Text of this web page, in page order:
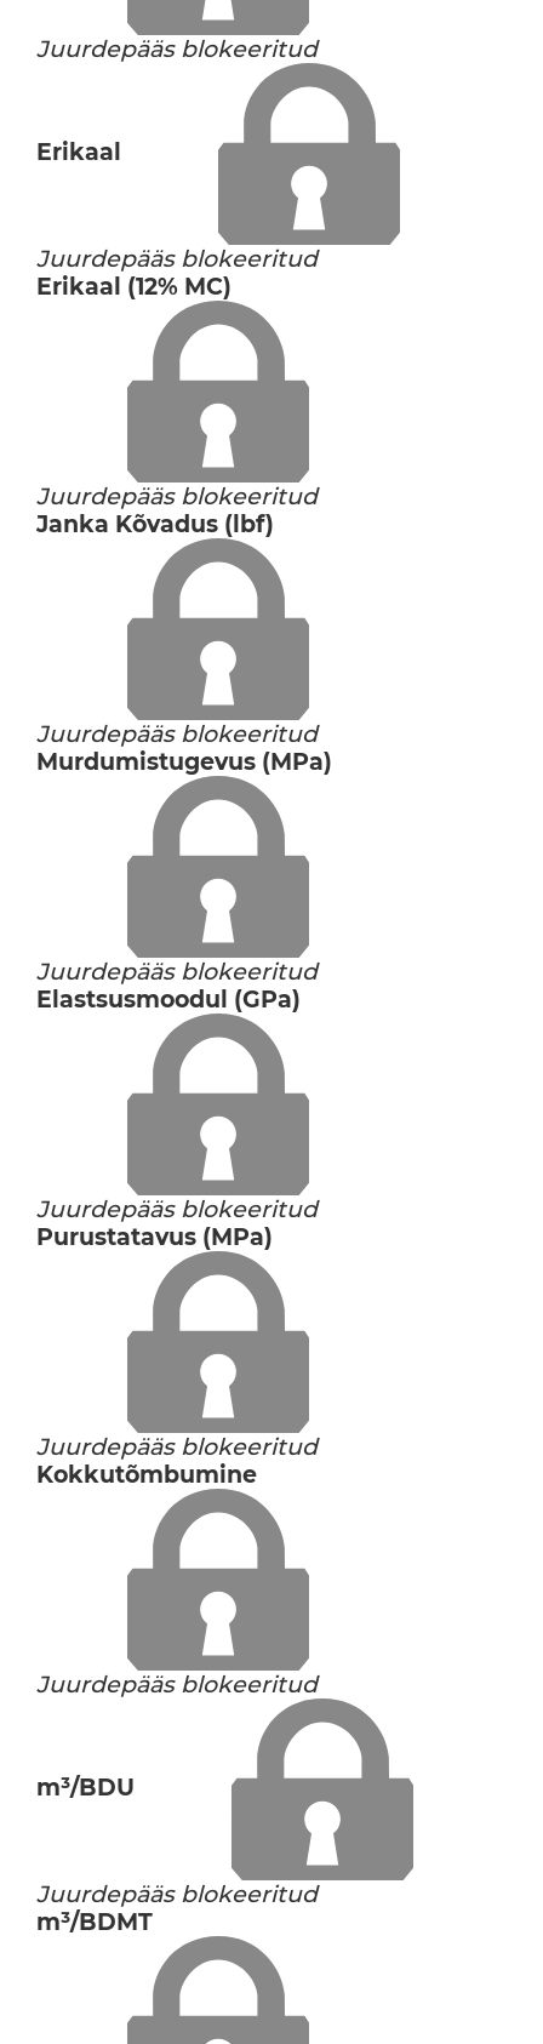
Juurdepääs blokeeritud
Erikaal
Juurdepääs blokeeritud
Erikaal (12% MC)
Juurdepääs blokeeritud
Janka Kõvadus (lbf)
Juurdepääs blokeeritud
Murdumistugevus (MPa)
Juurdepääs blokeeritud
Elastsusmoodul (GPa)
Juurdepääs blokeeritud
Purustatavus (MPa)
Juurdepääs blokeeritud
Kokkutõmbumine
Juurdepääs blokeeritud
m³/BDU
Juurdepääs blokeeritud
m³/BDMT